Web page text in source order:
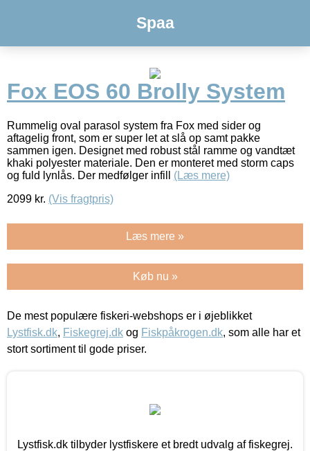
Spaa
Fox EOS 60 Brolly System
Rummelig oval parasol system fra Fox med sider og
aftagelig front, som er super let at slå op samt pakke
sammen igen. Designet med robust stål ramme og vandtæt
khaki polyester materiale. Den er monteret med storm caps
og fuld lynlås. Der medfølger infill (Læs mere)
2099 kr. (Vis fragtpris)
Læs mere »
Køb nu »
De mest populære fiskeri-webshops er i øjeblikket
Lystfisk.dk, Fiskegrej.dk og Fiskpåkrogen.dk, som alle har et
stort sortiment til gode priser.
Lystfisk.dk tilbyder lystfiskere et bredt udvalg af fiskegrej.